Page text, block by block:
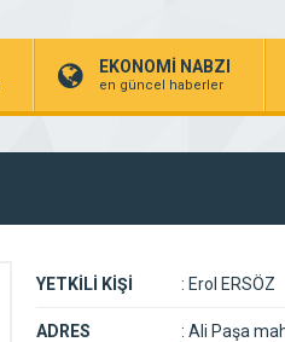
EKONOMİ NABZI
en güncel haberler
YETKİLİ KİŞİ : Erol ERSÖZ
ADRES : Ali Paşa